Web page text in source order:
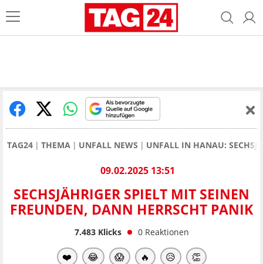
TAG24 THEMA UNFALL NEWS UNFALL IN HANAU:
09.02.2025 13:51
SECHSJÄHRIGER SPIELT MIT SEINEN
FREUNDEN, DANN HERRSCHT PANIK
7.483Klicks 0 Reaktionen
❤️ 😂 😱 🔥 😥 👏